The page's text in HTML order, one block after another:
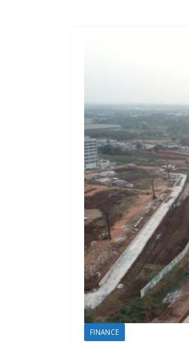
FINANCE